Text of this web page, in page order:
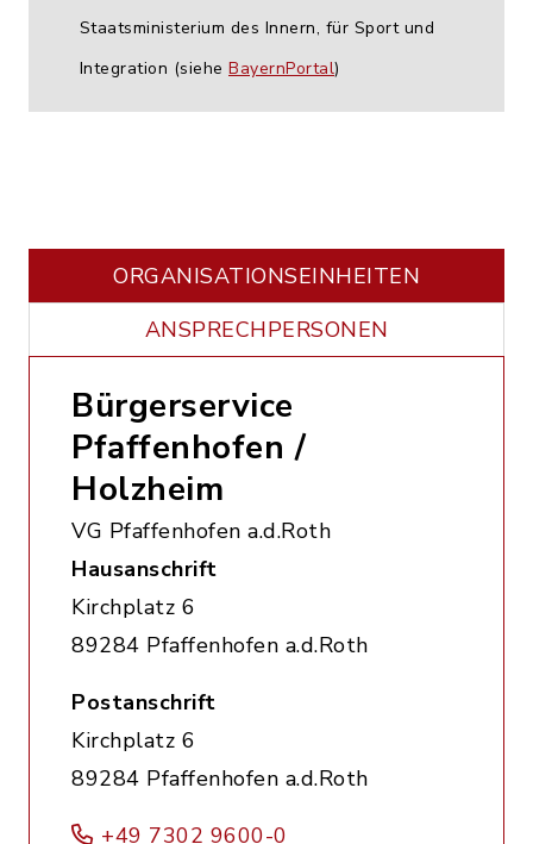
Staatsministerium des Innern, für Sport und
Integration (siehe BayernPortal)
ORGANISATIONS­EINHEITEN
ANSPRECHPERSONEN
Bürgerservice
Pfaffenhofen /
Holzheim
VG Pfaffenhofen a.d.Roth
Hausanschrift
Kirchplatz 6
89284 Pfaffenhofen a.d.Roth
Postanschrift
Kirchplatz 6
89284 Pfaffenhofen a.d.Roth
+49 7302 9600-0